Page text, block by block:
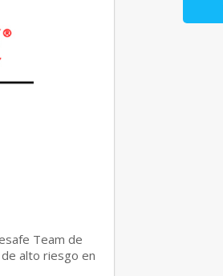
Team de
alto riesgo en